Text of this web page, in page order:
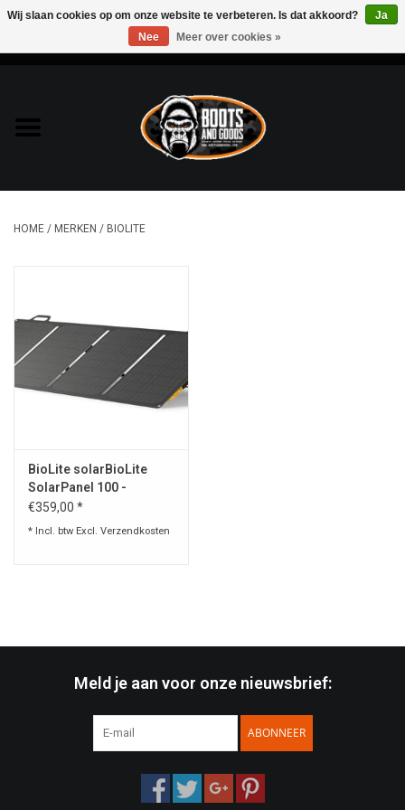
Bags & Packs
Bescherming
Messen & Multitools
Schoenen
Survival
HOME / MERKEN / BIOLITE
BioLite solarBioLite
SolarPanel 100 -
zonnepaneel
€359,00 *
* Incl. btw Excl. Verzendkosten
Meld je aan voor onze nieuwsbrief:
ABONNEER
Wij slaan cookies op om onze website te verbeteren. Is dat akkoord?
Ja
Nee
Meer over cookies »